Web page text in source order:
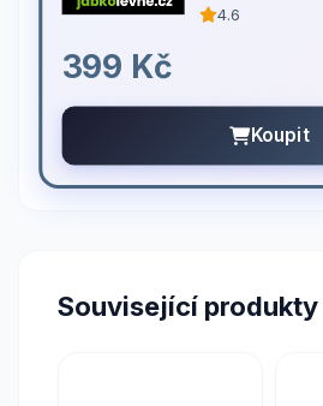
4.6
399 Kč
Koupit
Související produkty